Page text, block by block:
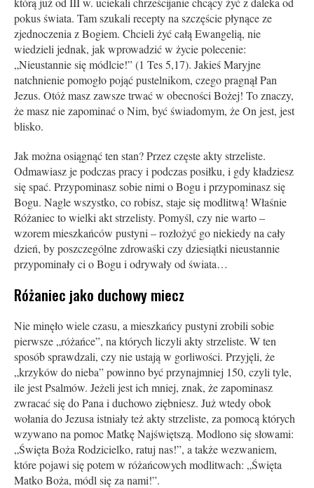
pokus świata. Tam szukali recepty na szczęście płynące ze
zjednoczenia z Bogiem. Chcieli żyć całą Ewangelią, nie
wiedzieli jednak, jak wprowadzić w życie polecenie:
„Nieustannie się módlcie!” (1 Tes 5,17). Jakieś Maryjne
natchnienie pomogło pojąć pustelnikom, czego pragnął Pan
Jezus. Otóż masz zawsze trwać w obecności Bożej! To znaczy,
że masz nie zapominać o Nim, być świadomym, że On jest, jest
blisko.
Jak można osiągnąć ten stan? Przez częste akty strzeliste.
Odmawiasz je podczas pracy i podczas posiłku, i gdy kładziesz
się spać. Przypominasz sobie nimi o Bogu i przypominasz się
Bogu. Nagle wszystko, co robisz, staje się modlitwą! Właśnie
Różaniec to wielki akt strzelisty. Pomyśl, czy nie warto –
wzorem mieszkańców pustyni – rozłożyć go niekiedy na cały
dzień, by poszczególne zdrowaśki czy dziesiątki nieustannie
przypominały ci o Bogu i odrywały od świata…
Różaniec jako duchowy miecz
Nie minęło wiele czasu, a mieszkańcy pustyni zrobili sobie
pierwsze „różań­ce”, na których liczyli akty strzeliste. W ten
sposób sprawdzali, czy nie ustają w gorliwości. Przyjęli, że
„krzyków do nieba” powinno być przynajmniej 150, czyli tyle,
ile jest Psalmów. Jeżeli jest ich mniej, znak, że zapominasz
zwracać się do Pana i duchowo ziębniesz. Już wtedy obok
wołania do Jezusa istniały też akty strzeliste, za pomocą których
wzywano na pomoc Matkę Najświętszą. Modlono się słowami:
„Święta Boża Rodzicielko, ratuj nas!”, a także wezwaniem,
które pojawi się potem w różańcowych modlitwach: „Święta
Matko Boża, módl się za nami!”.